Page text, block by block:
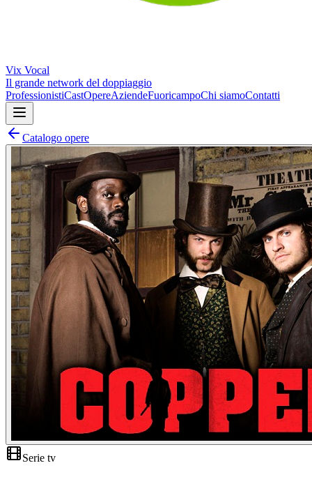
Vix Vocal
Il grande network del doppiaggio
ProfessionistiCastOpereAziendeFuoricampoChi siamoContatti
Catalogo opere
Serie tv